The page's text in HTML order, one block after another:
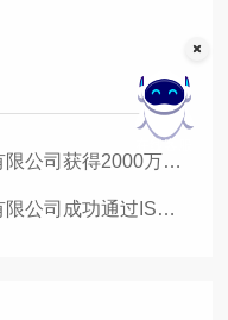
2000万人民币天使轮投资
过ISO9001质量管理体系认证
在线客服